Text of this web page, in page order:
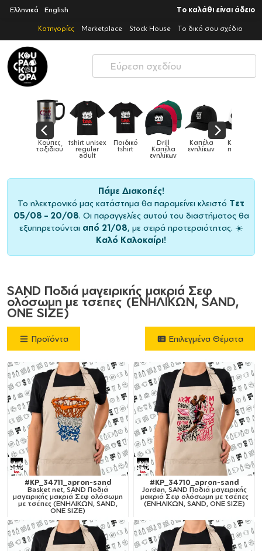
Ελληνικά English Το καλάθι είναι άδειο
Κατηγορίες Marketplace Stock House Το δικό σου σχέδιο
Drill
Καπέλα
Καπέλα
ενηλίκων
Καπέλα
παιδικά Κούπες Κούπες
ειδικές
Κούπες
χρωματιστές
Πάμε Διακοπές!
Το ηλεκτρονικό μας κατάστημα θα παραμείνει κλειστό Τετ
05/08 – 20/08. Οι παραγγελίες αυτού του διαστήματος θα
εξυπηρετούνται από 21/08, με σειρά προτεραιότητας. ☀️
Καλό Καλοκαίρι!
Επιλεγμένα Θέματα
Προϊόντα
SAND Ποδιά μαγειρικής μακριά Σεφ
ολόσωμη με τσέπες (ΕΝΗΛΙΚΩΝ, SAND,
ONE SIZE)
#KP_34711_apron-sand
Basket net, SAND Ποδιά
μαγειρικής μακριά Σεφ ολόσωμη
με τσέπες (ΕΝΗΛΙΚΩΝ, SAND,
ONE SIZE)
#KP_34710_apron-sand
Jordan, SAND Ποδιά μαγειρικής
μακριά Σεφ ολόσωμη με τσέπες
(ΕΝΗΛΙΚΩΝ, SAND, ONE SIZE)